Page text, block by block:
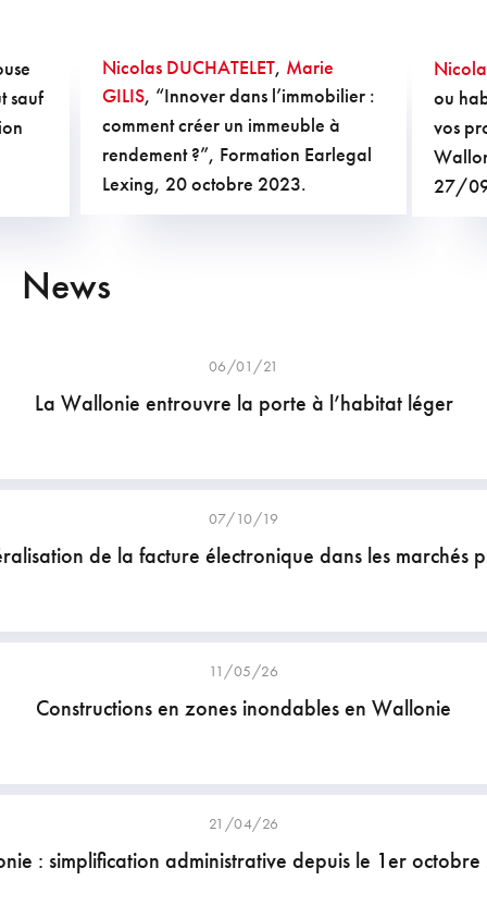
sauf
Nicolas DUCHATELET, Marie
GILIS, “Innover dans l’immobilier :
comment créer un immeuble à
rendement ?”, Formation Earlegal
Lexing, 20 octobre 2023.
ou
vos
27/
News
06/01/21
La Wallonie entrouvre la porte à l’habitat léger
07/10/19
de la facture électronique dans les marchés
11/05/26
Constructions en zones inondables en Wallonie
21/04/26
: simplification administrative depuis le 1er